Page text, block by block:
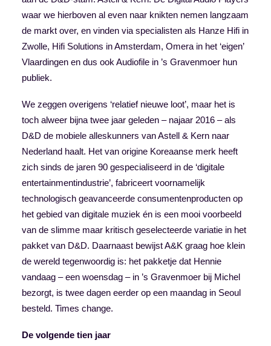
waar we hierboven al even naar knikten nemen langzaam
de markt over, en vinden via specialisten als Hanze Hifi in
Zwolle, Hifi Solutions in Amsterdam, Omera in het ‘eigen’
Vlaardingen en dus ook Audiofile in ’s Gravenmoer hun
publiek.
We zeggen overigens ‘relatief nieuwe loot’, maar het is
toch alweer bijna twee jaar geleden – najaar 2016 – als
D&D de mobiele alleskunners van Astell & Kern naar
Nederland haalt. Het van origine Koreaanse merk heeft
zich sinds de jaren 90 gespecialiseerd in de ‘digitale
entertainmentindustrie’, fabriceert voornamelijk
technologisch geavanceerde consumentenproducten op
het gebied van digitale muziek én is een mooi voorbeeld
van de slimme maar kritisch geselecteerde variatie in het
pakket van D&D. Daarnaast bewijst A&K graag hoe klein
de wereld tegenwoordig is: het pakketje dat Hennie
vandaag – een woensdag – in ’s Gravenmoer bij Michel
bezorgt, is twee dagen eerder op een maandag in Seoul
besteld. Times change.
De volgende tien jaar